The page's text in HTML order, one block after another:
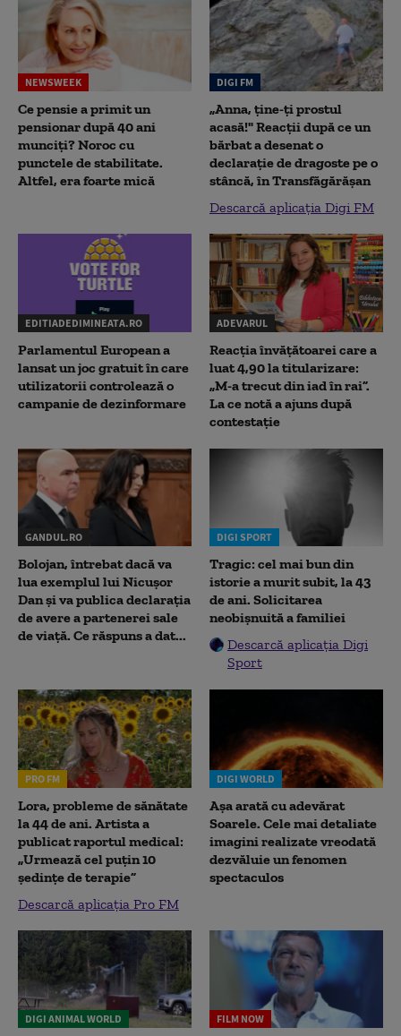
NEWSWEEK
Ce pensie a primit un
pensionar după 40 ani
munciți? Noroc cu
punctele de stabilitate.
Altfel, era foarte mică
DIGI FM
„Anna, ţine-ţi prostul
acasă!" Reacţii după ce un
bărbat a desenat o
declaraţie de dragoste pe o
stâncă, în Transfăgărăşan
Descarcă aplicația Digi FM
EDITIADEDIMINEATA.RO
Parlamentul European a
lansat un joc gratuit în care
utilizatorii controlează o
campanie de dezinformare
ADEVARUL
Reacția învățătoarei care a
luat 4,90 la titularizare:
„M-a trecut din iad în rai”.
La ce notă a ajuns după
contestație
GANDUL.RO
Bolojan, întrebat dacă va
lua exemplul lui Nicușor
Dan și va publica declarația
de avere a partenerei sale
de viață. Ce răspuns a dat...
DIGI SPORT
Tragic: cel mai bun din
istorie a murit subit, la 43
de ani. Solicitarea
neobișnuită a familiei
Descarcă aplicația Digi
Sport
PRO FM
Lora, probleme de sănătate
la 44 de ani. Artista a
publicat raportul medical:
„Urmează cel puțin 10
ședințe de terapie”
Descarcă aplicația Pro FM
DIGI WORLD
Așa arată cu adevărat
Soarele. Cele mai detaliate
imagini realizate vreodată
dezvăluie un fenomen
spectaculos
DIGI ANIMAL WORLD FILM NOW